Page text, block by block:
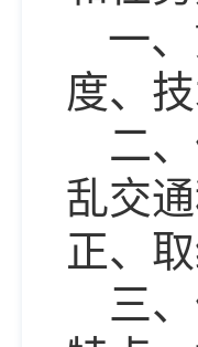
一
度、
二
乱交
正、
三